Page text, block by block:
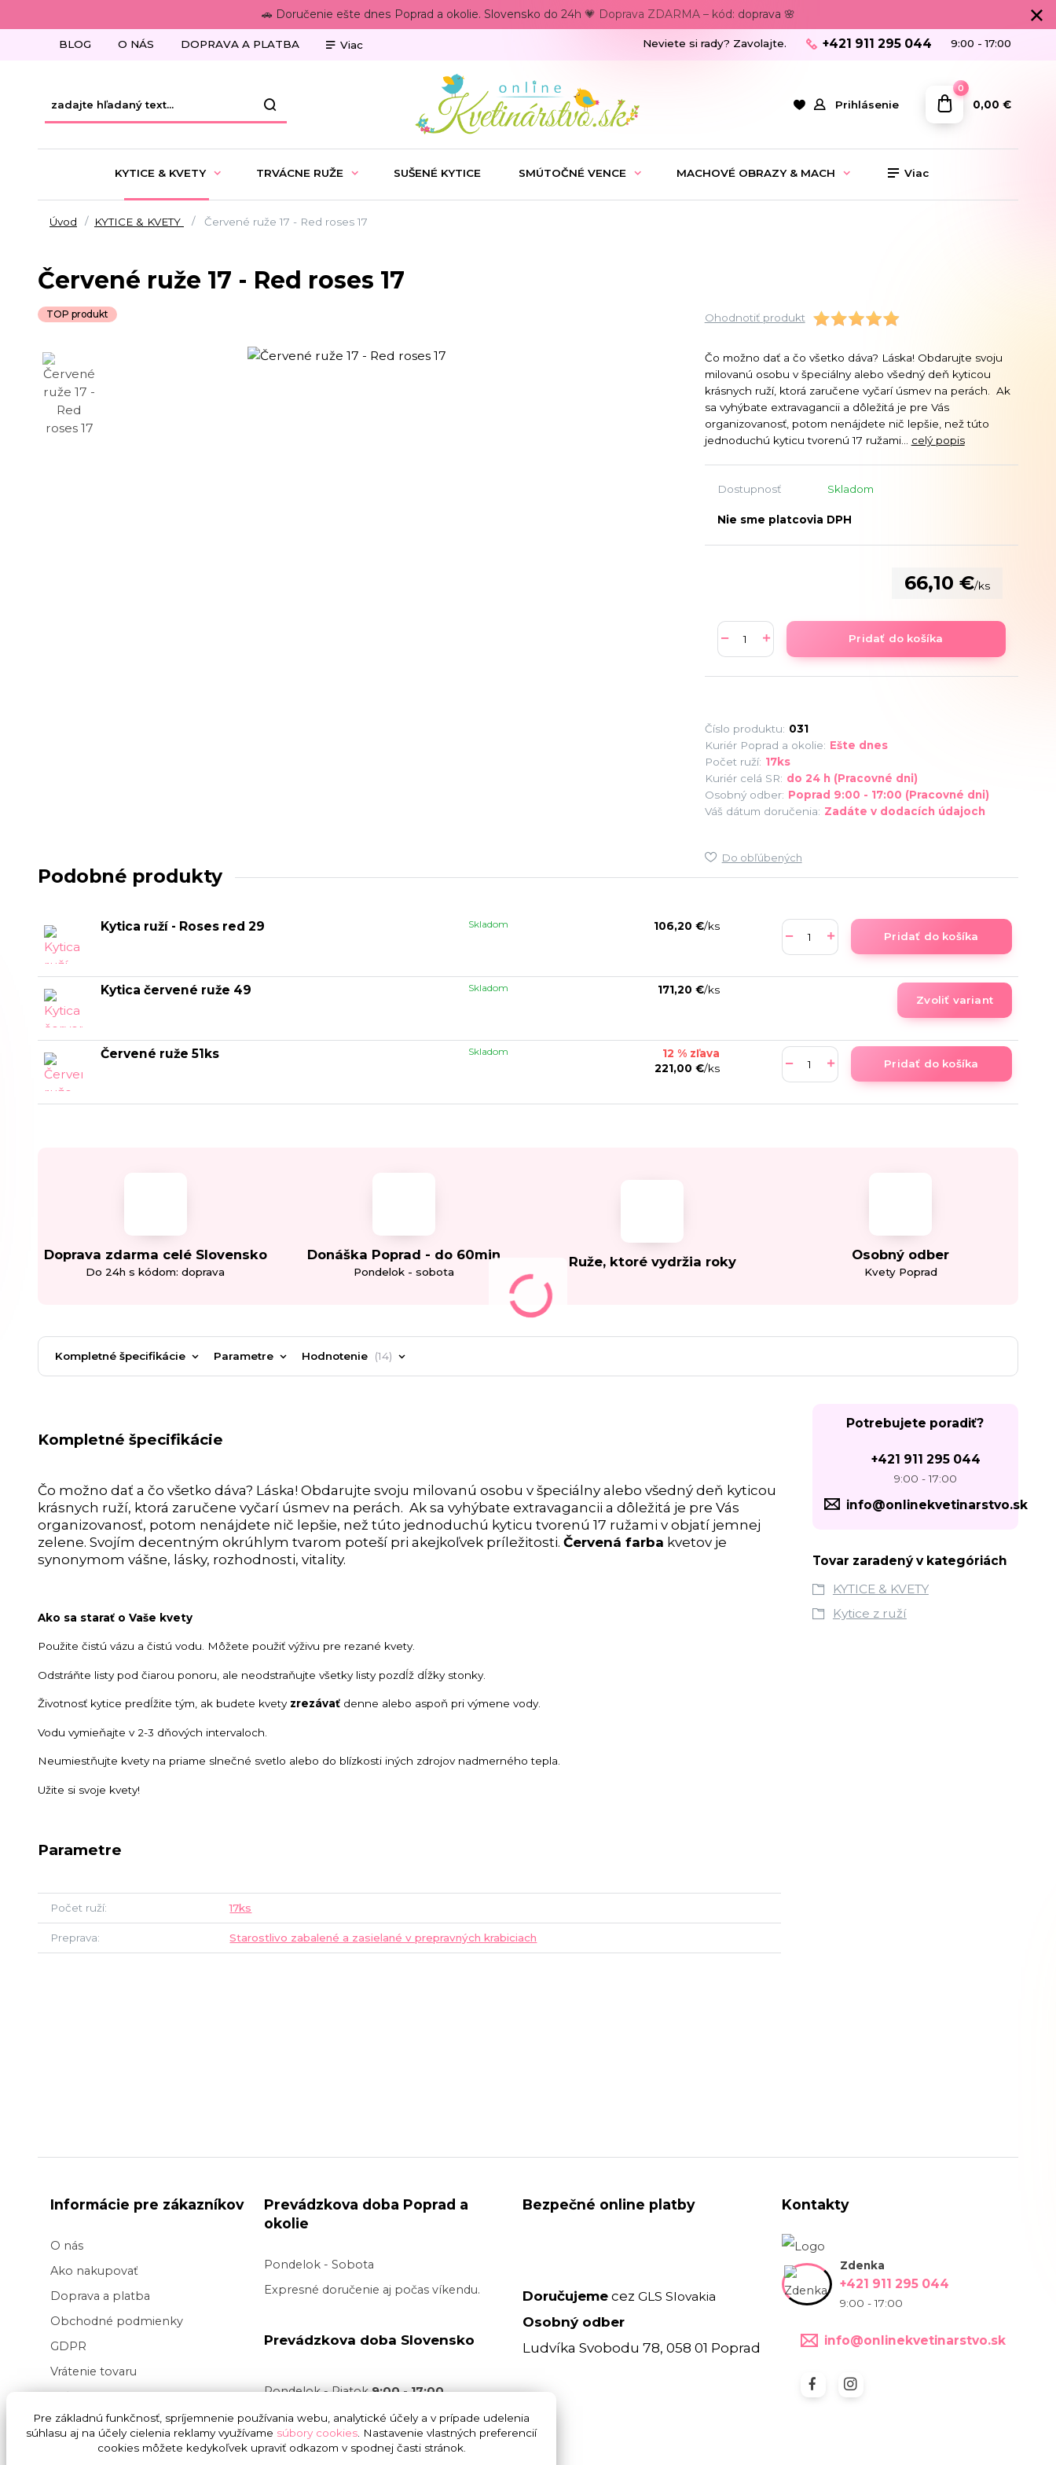
🚗 Doručenie ešte dnes Poprad a okolie. Slovensko do 24h 💗 Doprava ZDARMA – kód: doprava 🌸
BLOG O NÁS DOPRAVA A PLATBA Viac
Prihlásenie
Neviete si rady? Zavolajte. +421 911 295 044 9:00 - 17:00
0
0,00 €
KYTICE & KVETY TRVÁCNE RUŽE SUŠENÉ KYTICE SMÚTOČNÉ VENCE MACHOVÉ OBRAZY & MACH Viac
Úvod KYTICE & KVETY Červené ruže 17 - Red roses 17
Červené ruže 17 - Red roses 17
TOP produkt Ohodnotiť produkt
Čo možno dať a čo všetko dáva? Láska! Obdarujte svoju
milovanú osobu v špeciálny alebo všedný deň kyticou
krásnych ruží, ktorá zaručene vyčarí úsmev na perách. Ak
sa vyhýbate extravagancii a dôležitá je pre Vás
organizovanosť, potom nenájdete nič lepšie, než túto
jednoduchú kyticu tvorenú 17 ružami... celý popis
Dostupnosť Skladom
Nie sme platcovia DPH
66,10 €/ks
Pridať do košíka
Číslo produktu: 031
Kuriér Poprad a okolie: Ešte dnes
Počet ruží: 17ks
Kuriér celá SR: do 24 h (Pracovné dni)
Osobný odber: Poprad 9:00 - 17:00 (Pracovné dni)
Váš dátum doručenia: Zadáte v dodacích údajoch
Do obľúbených
Podobné produkty
Kytica ruží - Roses red 29 106,20 €/ks
Skladom
Pridať do košíka
Kytica červené ruže 49 171,20 €/ks
Skladom
Zvoliť variant
Červené ruže 51ks
12 % zľava
221,00 €/ks
Skladom
Pridať do košíka
Doprava zdarma celé Slovensko
Do 24h s kódom: doprava
Donáška Poprad - do 60min
Pondelok - sobota
Ruže, ktoré vydržia roky Osobný odber
Kvety Poprad
Kompletné špecifikácie Parametre Hodnotenie 14
Kompletné špecifikácie
Čo možno dať a čo všetko dáva? Láska! Obdarujte svoju milovanú osobu v špeciálny alebo všedný deň kyticou
krásnych ruží, ktorá zaručene vyčarí úsmev na perách. Ak sa vyhýbate extravagancii a dôležitá je pre Vás
organizovanosť, potom nenájdete nič lepšie, než túto jednoduchú kyticu tvorenú 17 ružami v objatí jemnej
zelene. Svojím decentným okrúhlym tvarom poteší pri akejkoľvek príležitosti. Červená farba kvetov je
synonymom vášne, lásky, rozhodnosti, vitality.
Ako sa starať o Vaše kvety
Použite čistú vázu a čistú vodu. Môžete použiť výživu pre rezané kvety.
Odstráňte listy pod čiarou ponoru, ale neodstraňujte všetky listy pozdĺž dĺžky stonky.
Životnosť kytice predĺžite tým, ak budete kvety zrezávať denne alebo aspoň pri výmene vody.
Vodu vymieňajte v 2-3 dňových intervaloch.
Neumiestňujte kvety na priame slnečné svetlo alebo do blízkosti iných zdrojov nadmerného tepla.
Užite si svoje kvety!
Parametre
Počet ruží 17ks
Preprava Starostlivo zabalené a zasielané v prepravných krabiciach
Potrebujete poradiť?
+421 911 295 044
9:00 - 17:00
info@onlinekvetinarstvo.sk
Tovar zaradený v kategóriách
KYTICE & KVETY
Kytice z ruží
Informácie pre zákazníkov
O nás
Ako nakupovať
Doprava a platba
Obchodné podmienky
GDPR
Vrátenie tovaru
Veľkoobchod kvetov
Blog
Svadba na kľúč
Prevádzkova doba Poprad a
okolie
Pondelok - Sobota
Expresné doručenie aj počas víkendu.
Prevádzkova doba Slovensko
Pondelok - Piatok9:00 - 17:00
Doručenie v pracovný deň je realizované
v čase9:00 do 17:00bez garancie
Bezpečné online platby
Doručujeme cezGLS Slovakia
Osobný odber
Ludvíka Svobodu 78, 058 01 Poprad
Kontakty
Zdenka
+421 911 295 044
9:00 - 17:00
info@onlinekvetinarstvo.sk
Pre základnú funkčnosť, spríjemnenie používania webu, analytické účely a v prípade udelenia
súhlasu aj na účely cielenia reklamy využívame súbory cookies . Nastavenie vlastných preferencií
cookies môžete kedykoľvek upraviť odkazom v spodnej časti stránok.